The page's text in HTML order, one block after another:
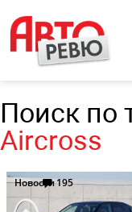
Поиск по
Aircross
Новости195